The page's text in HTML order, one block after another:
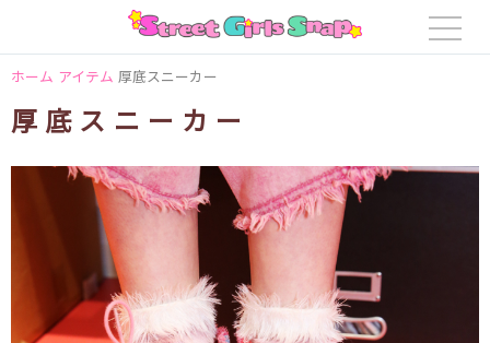
ホーム アイテム 厚底スニーカー
厚底スニーカー